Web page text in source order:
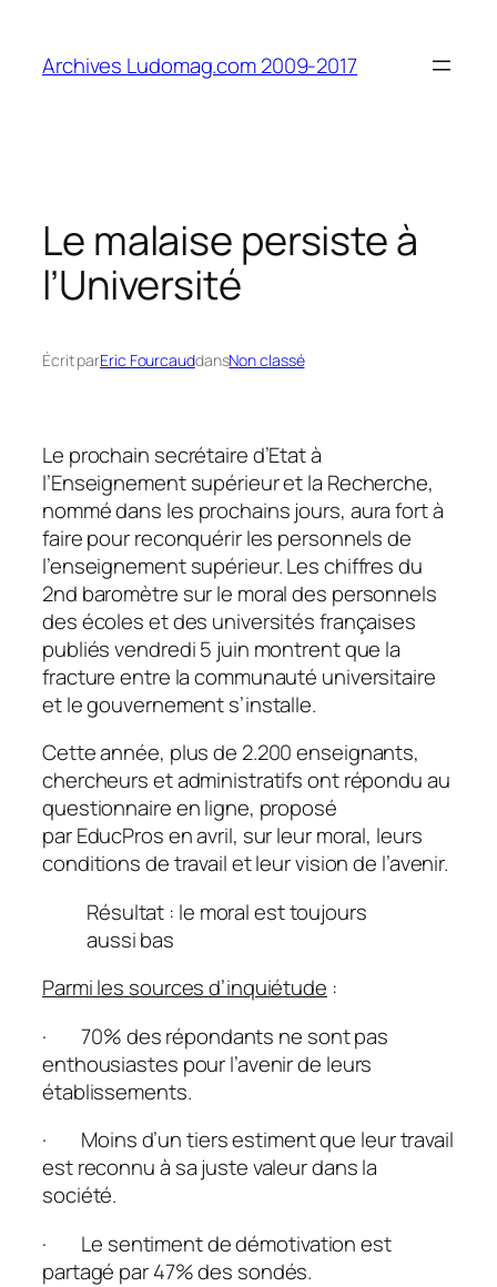
contenu
Archives Ludomag.com 2009-2017
Le malaise persiste à
l’Université
Écrit parEric FourcauddansNon classé
Le prochain secrétaire d’Etat à
l’Enseignement supérieur et la Recherche,
nommé dans les prochains jours, aura fort à
faire pour reconquérir les personnels de
l’enseignement supérieur. Les chiffres du
2nd baromètre sur le moral des personnels
des écoles et des universités françaises
publiés vendredi 5 juin montrent que la
fracture entre la communauté universitaire
et le gouvernement s’installe.
Cette année, plus de 2.200 enseignants,
chercheurs et administratifs ont répondu au
questionnaire en ligne, proposé
par EducPros en avril, sur leur moral, leurs
conditions de travail et leur vision de l’avenir.
Résultat : le moral est toujours
aussi bas
Parmi les sources d’inquiétude :
· 70% des répondants ne sont pas
enthousiastes pour l’avenir de leurs
établissements.
· Moins d’un tiers estiment que leur travail
est reconnu à sa juste valeur dans la
société.
· Le sentiment de démotivation est
partagé par 47% des sondés.